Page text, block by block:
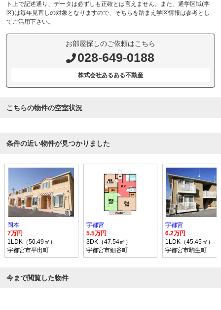
ト上で記述通り、データは必ずしも正確とは言えません。また、通学区域(学
区)は毎年見直しの対象となりますので、そちらを踏まえ学区情報は参考とし
てご活用下さい。
お部屋探しのご依頼はこちら
028-649-0188
株式会社あるある不動産
こちらの物件の空室状況
条件の近い物件が見つかりました
岡本
7万円
1LDK（50.49㎡）
宇都宮市平出町
宇都宮
5.5万円
3DK（47.54㎡）
宇都宮市細谷町
宇都宮
6.2万円
1LDK（45.45㎡）
宇都宮市駒生町
今まで閲覧した物件